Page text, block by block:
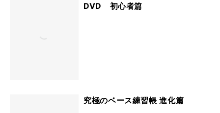
DVD 初心者篇
究極のベース練習帳 進化篇